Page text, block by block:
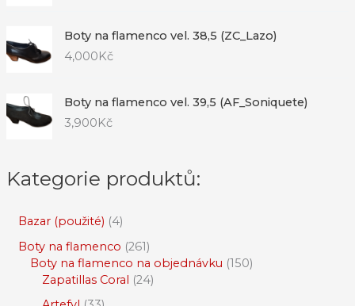
Boty na flamenco vel. 38,5 (ZC_Lazo)
4,000Kč
Boty na flamenco vel. 39,5 (AF_Soniquete)
3,900Kč
Kategorie produktů:
Bazar (použité) 4
Boty na flamenco 261
Boty na flamenco na objednávku 150
Zapatillas Coral 24